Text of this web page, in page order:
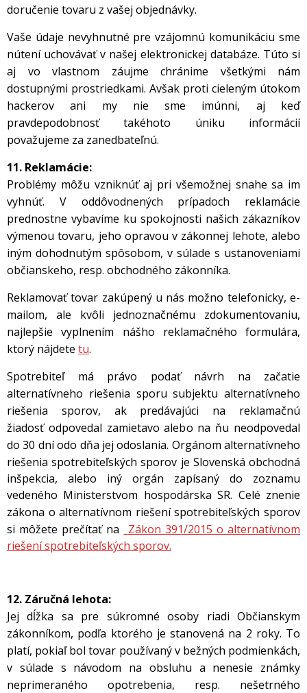
doručenie tovaru z vašej objednávky.
Vaše údaje nevyhnutné pre vzájomnú komunikáciu sme
nútení uchovávať v našej elektronickej databáze. Túto si
aj vo vlastnom záujme chránime všetkými nám
dostupnými prostriedkami. Avšak proti cieleným útokom
hackerov ani my nie sme imúnni, aj keď
pravdepodobnosť takéhoto úniku informácií
považujeme za zanedbateľnú.
11. Reklamácie:
Problémy môžu vzniknúť aj pri všemožnej snahe sa im
vyhnúť. V oddôvodnených prípadoch reklamácie
prednostne vybavíme ku spokojnosti našich zákazníkov
výmenou tovaru, jeho opravou v zákonnej lehote, alebo
iným dohodnutým spôsobom, v súlade s ustanoveniami
občianskeho, resp. obchodného zákonníka.
Reklamovať tovar zakúpený u nás možno telefonicky, e-
mailom, ale kvôli jednoznačnému zdokumentovaniu,
najlepšie vyplnením nášho reklamačného formulára,
ktorý nájdete tu.
Spotrebiteľ má právo podať návrh na začatie
alternatívneho riešenia sporu subjektu alternatívneho
riešenia sporov, ak predávajúci na reklamačnú
žiadosť odpovedal zamietavo alebo na ňu neodpovedal
do 30 dní odo dňa jej odoslania. Orgánom alternatívneho
riešenia spotrebiteľských sporov je Slovenská obchodná
inšpekcia, alebo iný orgán zapísaný do zoznamu
vedeného Ministerstvom hospodárska SR. Celé znenie
zákona oalternatívnom riešení spotrebiteľských sporov
si môžete prečítať na
Zákon 391/2015 o alternatívnom
riešení spotrebiteľských sporov.
12. Záručná lehota:
Jej dĺžka sa pre súkromné osoby riadi Občianskym
zákonníkom, podľa ktorého je stanovená na 2 roky. To
platí, pokiaľ bol tovar používaný v bežných podmienkách,
v súlade s návodom na obsluhu a nenesie známky
neprimeraného opotrebenia, resp. nešetrného